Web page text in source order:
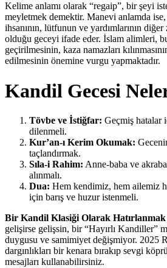
Kelime anlamı olarak “regaip”, bir şeyi
meyletmek demektir. Manevi anlamda ise,
ihsanının, lütfunun ve yardımlarının
olduğu geceyi ifade eder. İslam alimleri,
geçirilmesinin, kaza namazları
edilmesinin önemine vurgu yapmaktadır.
Kandil Gecesi
Tövbe ve İstiğfar: Geçmiş hatalar
dilenmeli.
Kur’an-ı Kerim Okumak:
taçlandırmak.
Sıla-i Rahim: Anne-baba ve
alınmalı.
Dua: Hem kendimiz, hem ailemiz
için barış ve huzur istenmeli.
Bir Kandil Klasiği Olarak Hatırlanmak
gelişirse gelişsin, bir “Hayırlı Kandiller”
duygusu ve samimiyet değişmiyor. 2025
dargınlıkları bir kenara bırakıp sevgi
mesajları kullanabilirsiniz.